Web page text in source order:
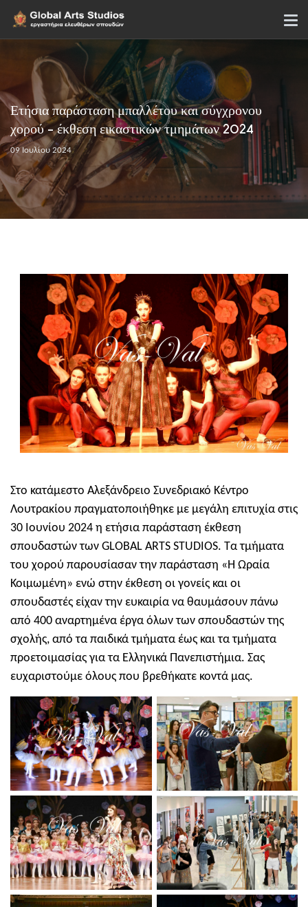
Ετήσια παράσταση μπαλλέτου και σύγχρονου
χορού - έκθεση εικαστικών τμημάτων 2024
09 Ιουλίου 2024
Στο κατάμεστο Αλεξάνδρειο Συνεδριακό Κέντρο
Λουτρακίου πραγματοποιήθηκε με μεγάλη επιτυχία στις
30 Ιουνίου 2024 η ετήσια παράσταση έκθεση
σπουδαστών των GLOBAL ARTS STUDIOS. Τα τμήματα
του χορού παρουσίασαν την παράσταση «Η Ωραία
Κοιμωμένη» ενώ στην έκθεση οι γονείς και οι
σπουδαστές είχαν την ευκαιρία να θαυμάσουν πάνω
από 400 αναρτημένα έργα όλων των σπουδαστών της
σχολής, από τα παιδικά τμήματα έως και τα τμήματα
προετοιμασίας για τα Ελληνικά Πανεπιστήμια. Σας
ευχαριστούμε όλους που βρεθήκατε κοντά μας.